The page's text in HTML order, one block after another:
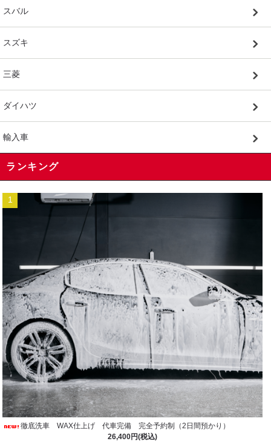
スバル
スズキ
三菱
ダイハツ
輸入車
ランキング
1
徹底洗車 WAX仕上げ 代車完備 完全予約制（2日間預かり）
26,400円(税込)